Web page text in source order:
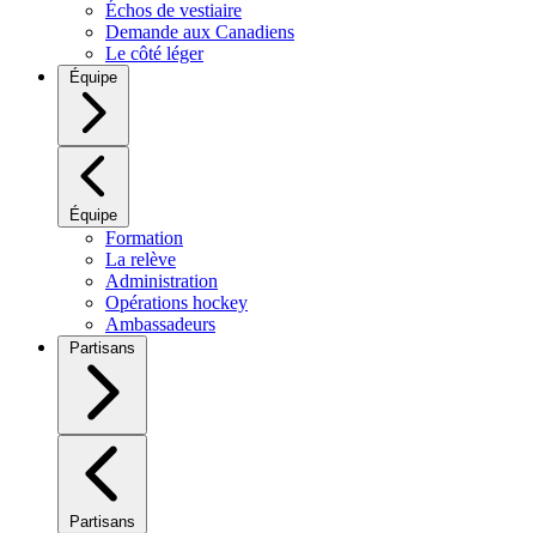
Échos de vestiaire
Demande aux Canadiens
Le côté léger
Équipe
Équipe
Formation
La relève
Administration
Opérations hockey
Ambassadeurs
Partisans
Partisans